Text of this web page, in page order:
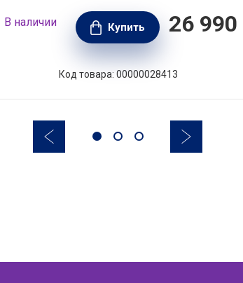
В наличии Купить 26 990
Код товара: 00000028413